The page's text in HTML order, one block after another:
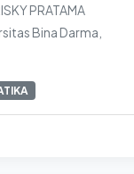
PRATAMA
Bina Darma,